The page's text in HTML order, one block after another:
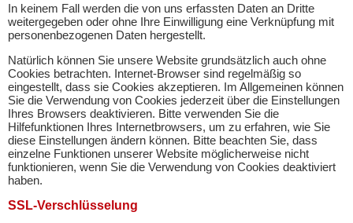
In keinem Fall werden die von uns erfassten Daten an Dritte
weitergegeben oder ohne Ihre Einwilligung eine Verknüpfung mit
personenbezogenen Daten hergestellt.
Natürlich können Sie unsere Website grundsätzlich auch ohne
Cookies betrachten. Internet-Browser sind regelmäßig so
eingestellt, dass sie Cookies akzeptieren. Im Allgemeinen können
Sie die Verwendung von Cookies jederzeit über die Einstellungen
Ihres Browsers deaktivieren. Bitte verwenden Sie die
Hilfefunktionen Ihres Internetbrowsers, um zu erfahren, wie Sie
diese Einstellungen ändern können. Bitte beachten Sie, dass
einzelne Funktionen unserer Website möglicherweise nicht
funktionieren, wenn Sie die Verwendung von Cookies deaktiviert
haben.
SSL-Verschlüsselung